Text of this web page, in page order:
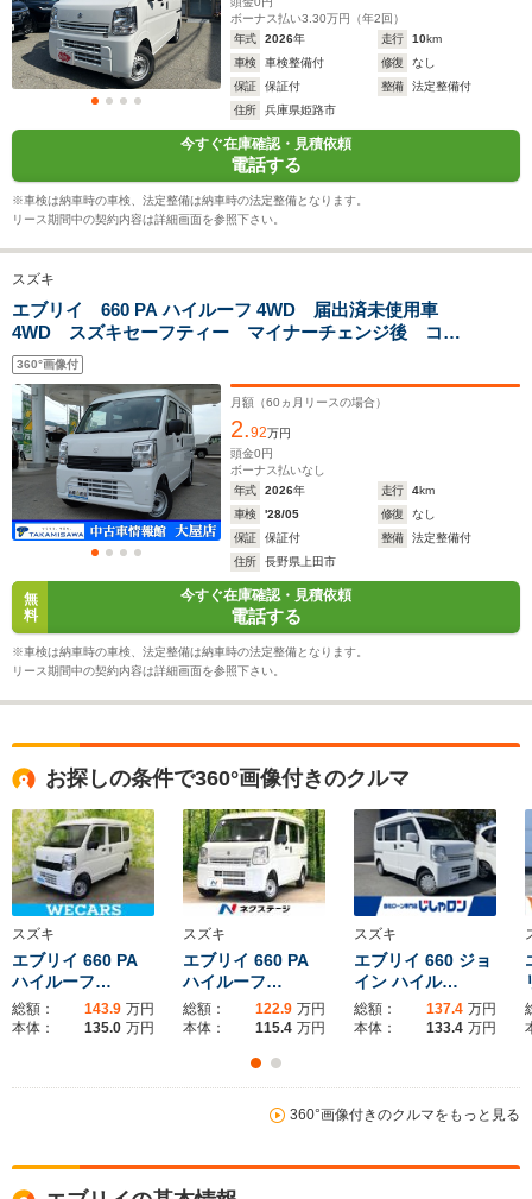
WLTCモード
駆動方式
-m
13.8～17.2km/L
└市街地:11.7～
└郊外:14.4～
└高速道路:14.5～
17.7km/L
FR、4WD
-m
13.1～17.2km/L
└市街地:11.1～
└郊外:13.8～
└高速道路:13.7～
FR、4WD
13.1～
ボーナス払い3.30万円（年2回）
年式
2026年 走行 10km
車検
車検整備付 修復
なし
保証
保証付 整備
法定整備付
住所
兵庫県姫路市
今すぐ在庫確認・見積依頼
電話する
※車検は納車時の車検、法定整備は納車時の法定整備となります。
リース期間中の契約内容は詳細画面を参照下さい。
スズキ
エブリイ 660 PA ハイルーフ 4WD 届出済未使用車
4WD スズキセーフティー マイナーチェンジ後 コー
ナーセンサー パワーウィドウ ルーフトップシェル
フ CVT
360°画像付
月額（60 ヵ月リースの場合）
2.92万円
頭金0 円
ボーナス払いなし
年式
2026年 走行 4km
車検
'28/05 修復
なし
保証
保証付 整備
法定整備付
住所
長野県上田市
無
料
今すぐ在庫確認・見積依頼
電話する
※車検は納車時の車検、法定整備は納車時の法定整備となります。
リース期間中の契約内容は詳細画面を参照下さい。
お探しの条件で360°画像付きのクルマ
スズキ
エブリイ 660 PA
ハイルーフ…
総額： 143.9 万円
本体：
135.0 万円
スズキ
エブリイ 660 PA
ハイルーフ…
総額： 122.9 万円
本体：
115.4 万円
スズキ
エブリイ 660 ジョ
イン ハイル…
総額： 137.4 万円
本体：
133.4 万円
360°画像付きのクルマをもっと見る